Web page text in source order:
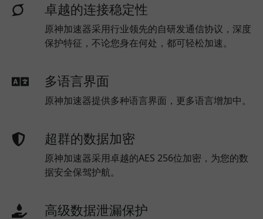
卓越的连接稳定性
原神加速器采用行业领先的自研发通信协议，深度
保护特征，不论您身在何处，都可轻松加速。
多语言界面
原神加速器提供多种语言界面，更多语言增加中。
超群的数据加密
原神加速器采用卓越的AES 256位加密，为您的数
据安全保驾护航。
高级数据泄漏保护